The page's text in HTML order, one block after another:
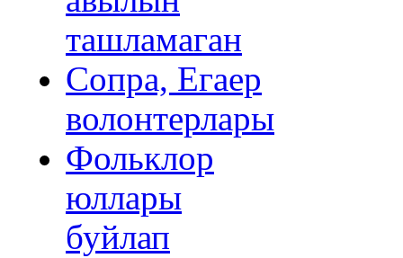
ташламаган
Сопра, Егаер
волонтерлары
Фольклор
юллары
буйлап